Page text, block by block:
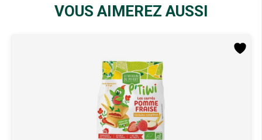
VOUS AIMEREZ AUSSI